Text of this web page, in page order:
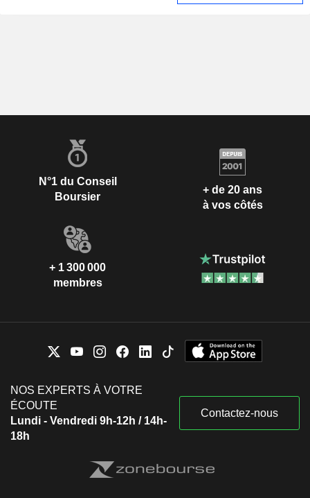
N°1 du Conseil
Boursier
+ de 20 ans
à vos côtés
+ 1 300 000
membres
NOS EXPERTS À VOTRE
ÉCOUTE
Lundi - Vendredi 9h-12h / 14h-
18h
Contactez-nous